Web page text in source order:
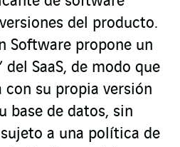
del producto.
Software propone un
SaaS, de modo que
su propia versión
base de datos, sin
a una política de